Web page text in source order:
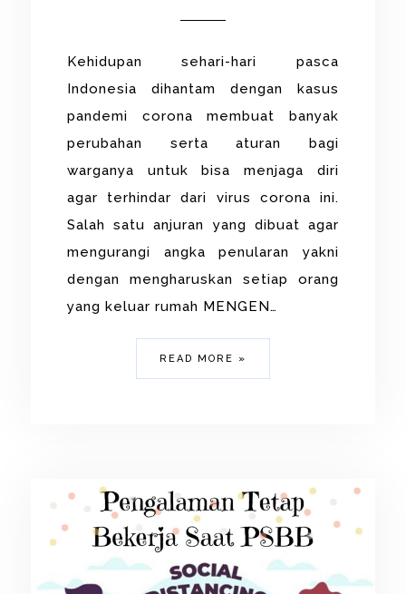
Kehidupan sehari-hari pasca
Indonesia dihantam dengan kasus
pandemi corona membuat banyak
perubahan serta aturan bagi
warganya untuk bisa menjaga diri
agar terhindar dari virus corona ini.
Salah satu anjuran yang dibuat agar
mengurangi angka penularan yakni
dengan mengharuskan setiap orang
yang keluar rumah MENGEN…
READ MORE »